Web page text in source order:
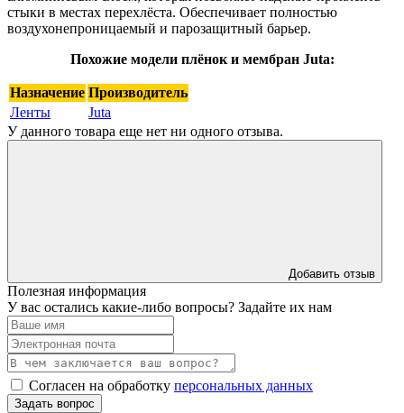
стыки в местах перехлёста. Обеспечивает полностью
воздухонепроницаемый и парозащитный барьер.
Похожие модели плёнок и мембран Juta:
Назначение Производитель
Ленты
Juta
У данного товара еще нет ни одного отзыва.
Добавить отзыв
Полезная информация
У вас остались какие-либо вопросы? Задайте их нам
Согласен на обработку персональных данных
Задать вопрос